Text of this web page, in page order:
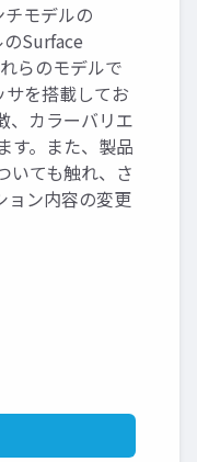
モデルの
Surface
らのモデルで
を搭載してお
、カラーバリエ
す。また、製品
いても触れ、さ
ョン内容の変更